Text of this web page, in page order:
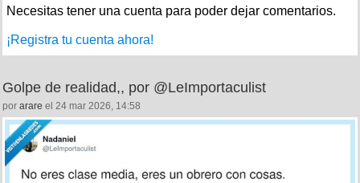
Necesitas tener una cuenta para poder dejar comentarios.
¡Registra tu cuenta ahora!
Golpe de realidad,, por @LeImportaculist
por arare el 24 mar 2026, 14:58